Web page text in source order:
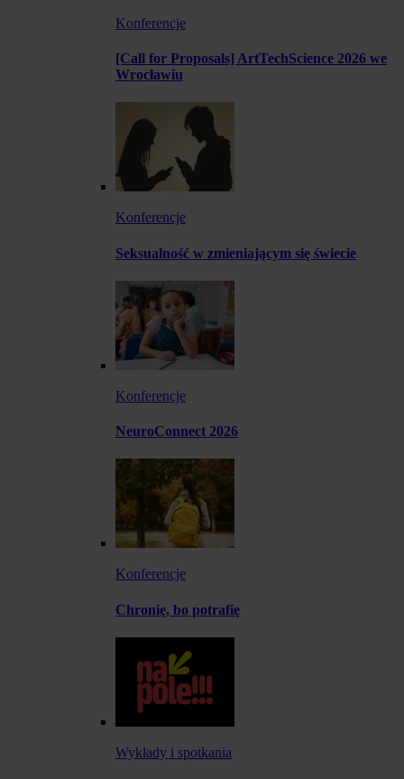
Konferencje
[Call for Proposals] ArtTechScience 2026 we
Wrocławiu
Konferencje
Seksualność w zmieniającym się świecie
Konferencje
NeuroConnect 2026
Konferencje
Chronię, bo potrafię
Wykłady i spotkania